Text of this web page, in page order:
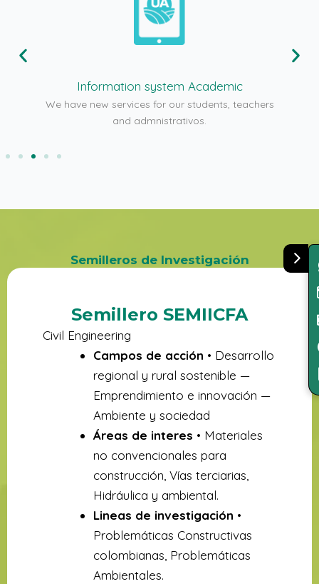
Information system Academic
We have new services for our students, teachers
and admnistrativos.
Semilleros de Investigación
Semillero SEMIICFA
Civil Engineering
Campos de acción • Desarrollo
regional y rural sostenible —
Emprendimiento e innovación —
Ambiente y sociedad
Áreas de interes • Materiales
no convencionales para
construcción, Vías terciarias,
Hidráulica y ambiental.
Lineas de investigación •
Problemáticas Constructivas
colombianas, Problemáticas
Ambientales.